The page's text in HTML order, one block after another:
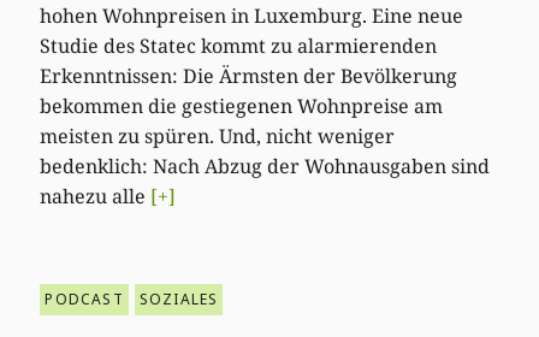
hohen Wohnpreisen in Luxemburg. Eine neue
Studie des Statec kommt zu alarmierenden
Erkenntnissen: Die Ärmsten der Bevölkerung
bekommen die gestiegenen Wohnpreise am
meisten zu spüren. Und, nicht weniger
bedenklich: Nach Abzug der Wohnausgaben sind
nahezu alle [+]
PODCAST SOZIALES